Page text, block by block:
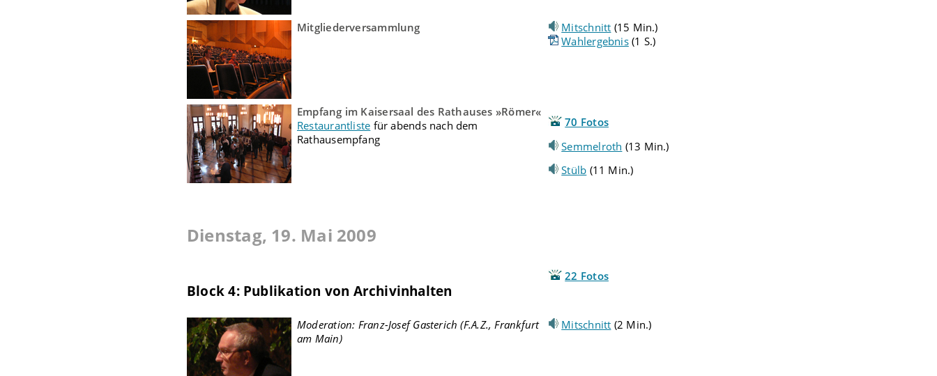
Mitgliederversammlung Mitschnitt (15 Min.)
Wahlergebnis(1 S.)
Empfang im Kaisersaal des Rathauses »Römer«
Restaurantliste für abends nach dem
Rathausempfang
70 Fotos
Semmelroth (13 Min.)
Stülb (11 Min.)
Dienstag, 19. Mai 2009
Block 4: Publikation von Archivinhalten
22 Fotos
Moderation: Franz-Josef Gasterich (F.A.Z., Frankfurt
am Main)
Mitschnitt (2 Min.)